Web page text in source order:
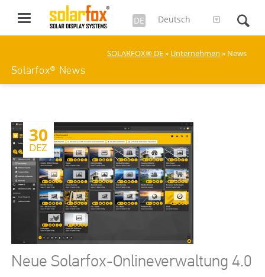
DE Deutsch
Solarfox® News
SOLARFOX® DE» Unternehmen » News
30
DEZ
Neue Solarfox-Onlineverwaltung 4.0